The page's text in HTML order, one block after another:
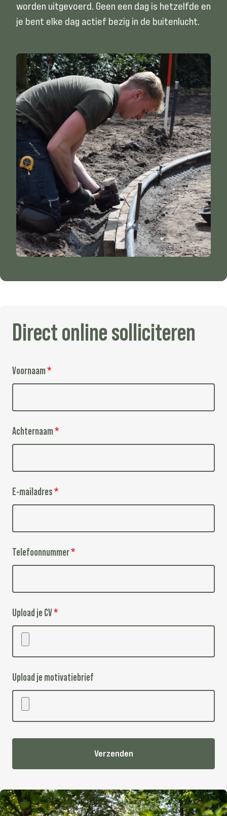
worden uitgevoerd. Geen een dag is hetzelfde en
je bent elke dag actief bezig in de buitenlucht.
Directonlinesolliciteren
Voornaam*
Achternaam*
E-mailadres*
Telefoonnummer*
Upload je CV*
Upload je motivatiebrief
Verzenden